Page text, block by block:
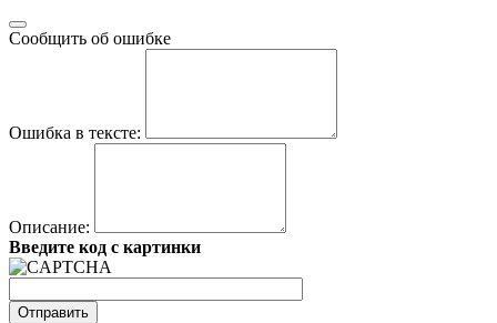
Сообщить об ошибке
Ошибка в тексте:
Описание:
Введите код с картинки